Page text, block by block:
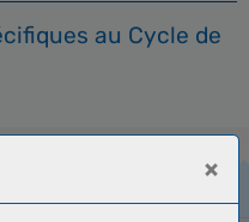
au Cycle de
×